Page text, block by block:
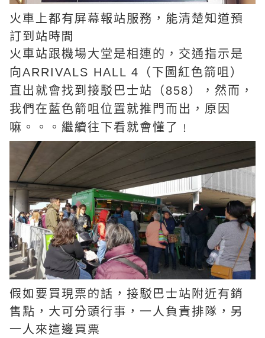
火車上都有屏幕報站服務，能清楚知道預
訂到站時間
火車站跟機場大堂是相連的，交通指示是
向ARRIVALS HALL 4（下圖紅色箭咀）
直出就會找到接駁巴士站（858），然而，
我們在藍色箭咀位置就推門而出，原因
嘛。。。繼續往下看就會懂了﹗
假如要買現票的話，接駁巴士站附近有銷
售點，大可分頭行事，一人負責排隊，另
一人來這邊買票